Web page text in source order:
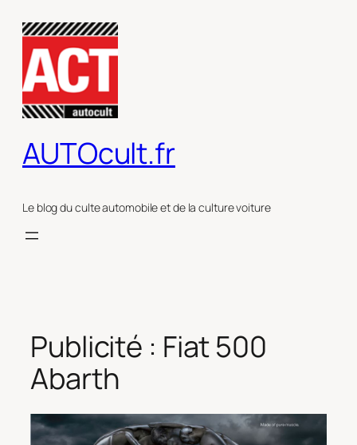
contenu
AUTOcult.fr
Le blog du culte automobile et de la culture voiture
Publicité : Fiat 500
Abarth